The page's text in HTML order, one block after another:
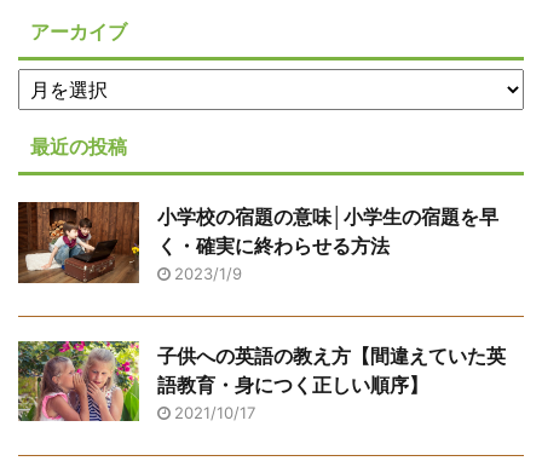
アーカイブ
最近の投稿
小学校の宿題の意味│小学生の宿題を早
く・確実に終わらせる方法
2023/1/9
子供への英語の教え方【間違えていた英
語教育・身につく正しい順序】
2021/10/17